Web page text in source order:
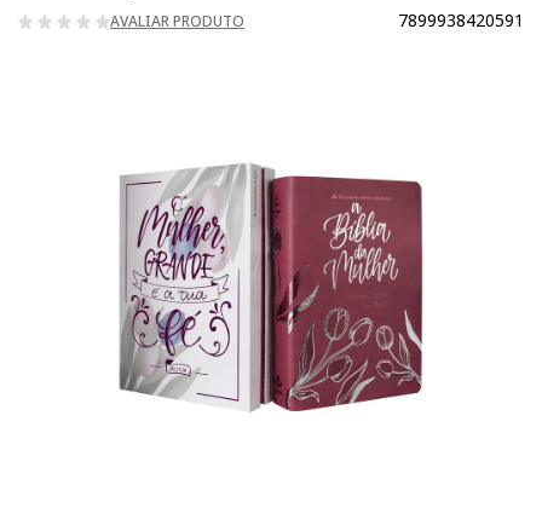
AVALIAR PRODUTO 7899938420591